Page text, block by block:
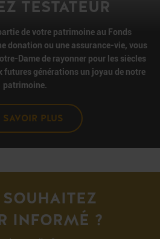
TESTATEUR
de votre patrimoine au Fonds
donation ou une assurance-vie, vous
Dame de rayonner pourles siècles
futures générations un joyau de notre
patrimoine.
SAVOIR PLUS
INFORMÉ ?